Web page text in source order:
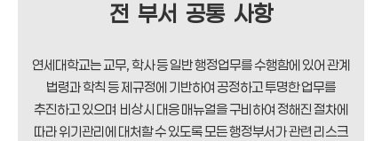
전 부서 공통 사항
연세대학교는 교무, 학사 등 일반 행정업무를 수행함에 있어 관계
법령과 학칙 등 제규정에 기반하여 공정하고 투명한 업무를
추진하고 있으며 비상시 대응 매뉴얼을 구비하여 정해진 절차에
따라 위기관리에 대처할 수 있도록 모든 행정부서가 관련 리스크